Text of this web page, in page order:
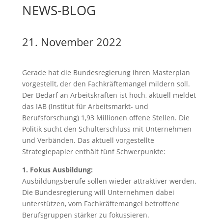
NEWS-BLOG
21. November 2022
Gerade hat die Bundesregierung ihren Masterplan
vorgestellt, der den Fachkräftemangel mildern soll.
Der Bedarf an Arbeitskräften ist hoch, aktuell meldet
das IAB (Institut für Arbeitsmarkt- und
Berufsforschung) 1,93 Millionen offene Stellen. Die
Politik sucht den Schulterschluss mit Unternehmen
und Verbänden. Das aktuell vorgestellte
Strategiepapier enthält fünf Schwerpunkte:
1. Fokus Ausbildung:
Ausbildungsberufe sollen wieder attraktiver werden.
Die Bundesregierung will Unternehmen dabei
unterstützen, vom Fachkräftemangel betroffene
Berufsgruppen stärker zu fokussieren.